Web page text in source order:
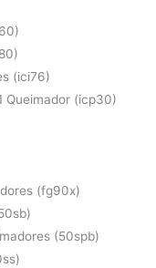
(ici76)
Queimador (icp30)
(fg90x)
(50spb)